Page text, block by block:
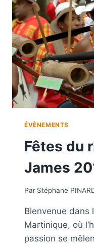
N
D
E
L
A
D
É
V
I
A
N
S
A
L
ÉVÈNEMENTS
Fêtes du
James
Par Stéphane
Bienvenue
Martinique, où
passion se